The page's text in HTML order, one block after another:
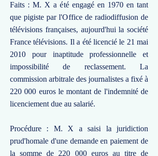
Faits : M. X a été engagé en 1970 en tant
que pigiste par l'Office de radiodiffusion de
télévisions françaises, aujourd'hui la société
France télévisions. Il a été licencié le 21 mai
2010 pour inaptitude professionnelle et
impossibilité de reclassement. La
commission arbitrale des journalistes a fixé à
220 000 euros le montant de l'indemnité de
licenciement due au salarié.
Procédure : M. X a saisi la juridiction
prud'homale d'une demande en paiement de
la somme de 220 000 euros au titre de